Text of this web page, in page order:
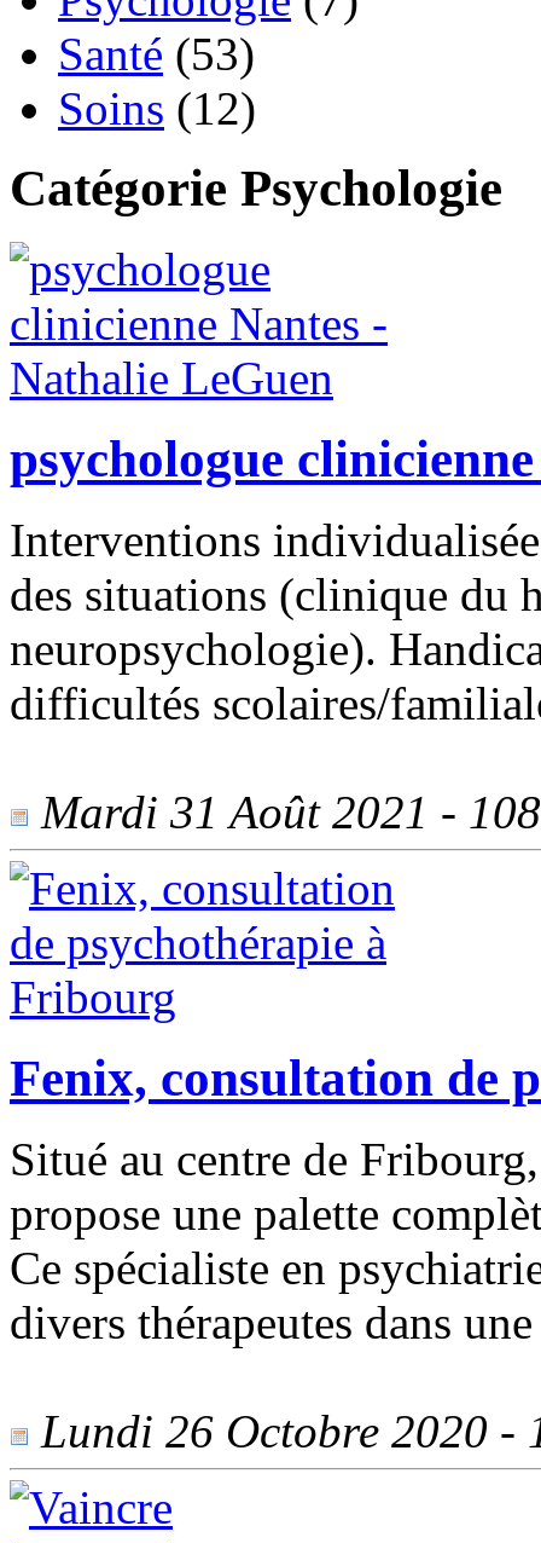
Santé (53)
Soins (12)
Catégorie Psychologie
psychologue
Interventions
des situations (clinique du
neuropsychologie).
difficultés scolaires/
Mardi 31 Août 2021 -
Fenix, consultation de
Situé au centre de
propose une palette
Ce spécialiste en
divers thérapeutes dans
Lundi 26 Octobre 2020 -